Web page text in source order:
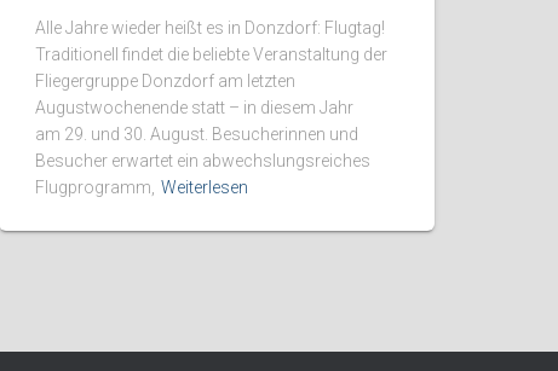
Alle Jahre wieder heißt es in Donzdorf: Flugtag!
Traditionell findet die beliebte Veranstaltung der
Fliegergruppe Donzdorf am letzten
Augustwochenende statt – in diesem Jahr
am 29. und 30. August. Besucherinnen und
Besucher erwartet ein abwechslungsreiches
Flugprogramm, Weiterlesen